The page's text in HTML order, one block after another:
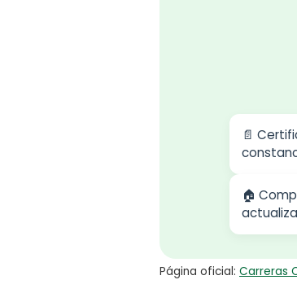
📄
🏠
Página oficial: Carreras